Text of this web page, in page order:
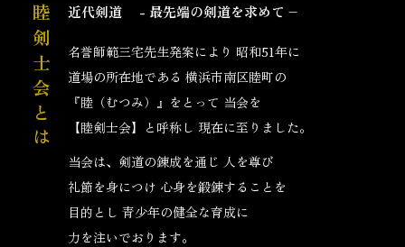
睦剣士会とは 近代剣道 - 最先端の剣道を求めて –
名誉師範三宅先生発案により 昭和51年に
道場の所在地である 横浜市南区睦町の
『睦（むつみ）』をとって 当会を
【睦剣士会】 と呼称し 現在に至りました。
当会は、剣道の錬成を通じ 人を尊び
礼節を身につけ 心身を鍛錬することを
目的とし 青少年の健全な育成に
力を注いでおります。